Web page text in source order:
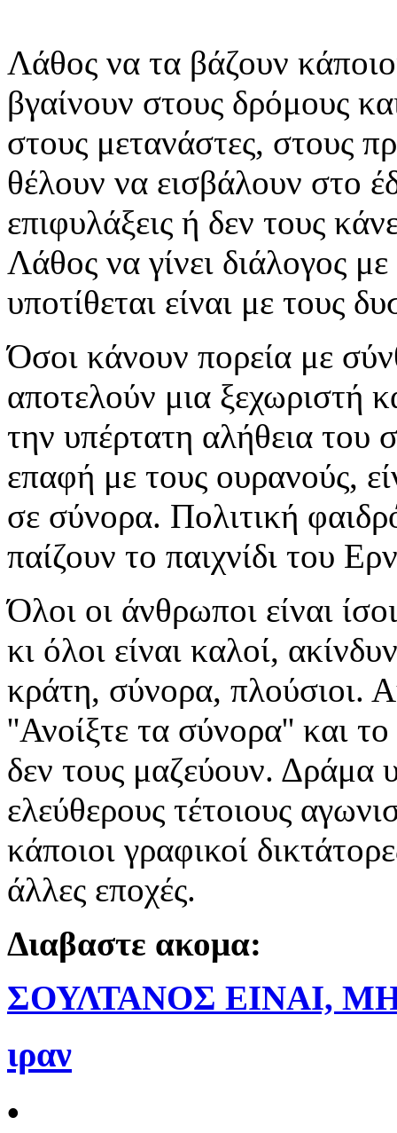
Λάθος να τα βάζουν
βγαίνουν στους δρόμους
στους μετανάστες, στους
θέλουν να εισβάλουν στο
επιφυλάξεις ή δεν τους
Λάθος να γίνει διάλογος
υποτίθεται είναι με τους
Όσοι κάνουν πορεία με
αποτελούν μια ξεχωριστή
την υπέρτατη αλήθεια του
επαφή με τους ουρανούς,
σε σύνορα. Πολιτική
παίζουν το παιχνίδι του
Όλοι οι άνθρωποι είναι
κι όλοι είναι καλοί,
κράτη, σύνορα, πλούσιοι.
''Ανοίξτε τα σύνορα'' και το
δεν τους μαζεύουν. Δράμα
ελεύθερους τέτοιους
κάποιοι γραφικοί
άλλες εποχές.
Διαβαστε ακομα:
ΣΟΥΛΤΑΝΟΣ ΕΙΝΑΙ,
ιραν
•